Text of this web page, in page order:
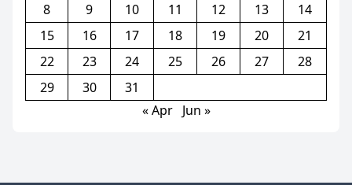
8
9 10 11 12 13
14
15
16 17 18 19 20
21
22
23 24 25 26 27
28
29
30
31
« Apr
Jun »